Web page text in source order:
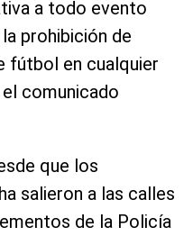
a todo evento
prohibición de
fútbol en cualquier
el comunicado
que los
salieron a las calles
de la Policía